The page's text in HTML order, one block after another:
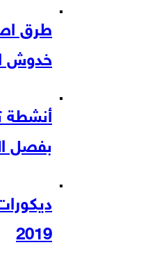
طرق
خدوش
أنشطة
بفصل
2019